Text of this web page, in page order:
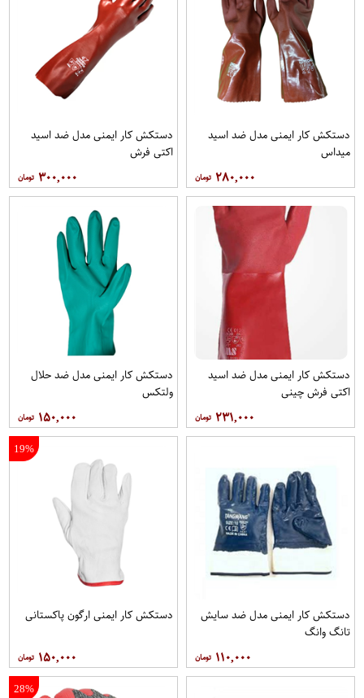
دستکش کار ایمنی مدل ضد اسید
میداس
۲۸۰,۰۰۰
دستکش کار ایمنی مدل ضد اسید
اکتی فرش
۳۰۰,۰۰۰
دستکش کار ایمنی مدل ضد اسید
اکتی فرش چینی
۲۳۱,۰۰۰
دستکش کار ایمنی مدل ضد حلال
ولتکس
۱۵۰,۰۰۰
دستکش کار ایمنی مدل ضد سایش
تانگ وانگ
۱۱۰,۰۰۰
19%
دستکش کار ایمنی ارگون پاکستانی
۱۵۰,۰۰۰
28%